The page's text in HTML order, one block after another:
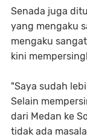
Senada juga
yang mengaku
mengaku
kini
"Saya sudah
Selain
dari Medan ke
tidak ada